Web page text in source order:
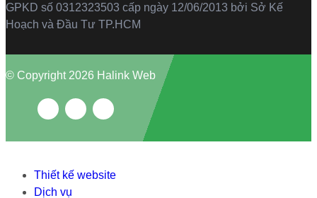
GPKD số 0312323503 cấp ngày 12/06/2013 bởi Sở Kế
Hoạch và Đầu Tư TP.HCM
© Copyright 2026 Halink Web
Thiết kế website
Dịch vụ